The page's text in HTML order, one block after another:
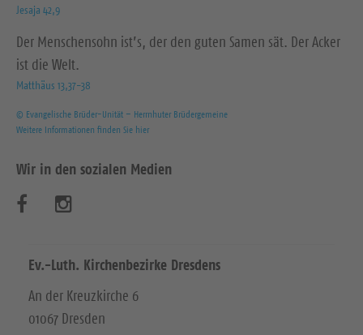
Jesaja 42,9
Der Menschensohn ist’s, der den guten Samen sät. Der Acker
ist die Welt.
Matthäus 13,37-38
© Evangelische Brüder-Unität – Herrnhuter Brüdergemeine
Weitere Informationen finden Sie hier
Wir in den sozialen Medien
s
u
c
s
u
c
Ev.-Luth. Kirchenbezirke Dresdens
An der Kreuzkirche 6
01067 Dresden